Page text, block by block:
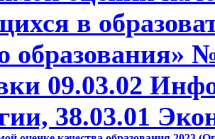
в
образования»
09.03.02
38.03.01